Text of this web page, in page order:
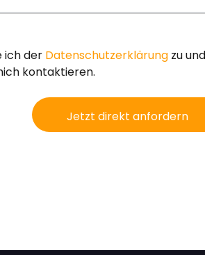
ich der Datenschutzerklärung zu
kontaktieren.
Jetzt direkt anfordern